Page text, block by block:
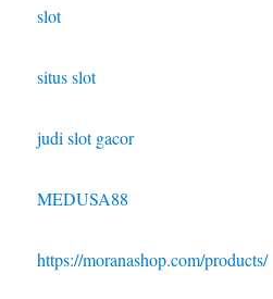
slot
situs slot
judi slot gacor
MEDUSA88
https://moranashop.com/products/